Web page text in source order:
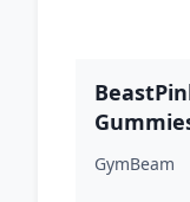
cherry
GymBeam